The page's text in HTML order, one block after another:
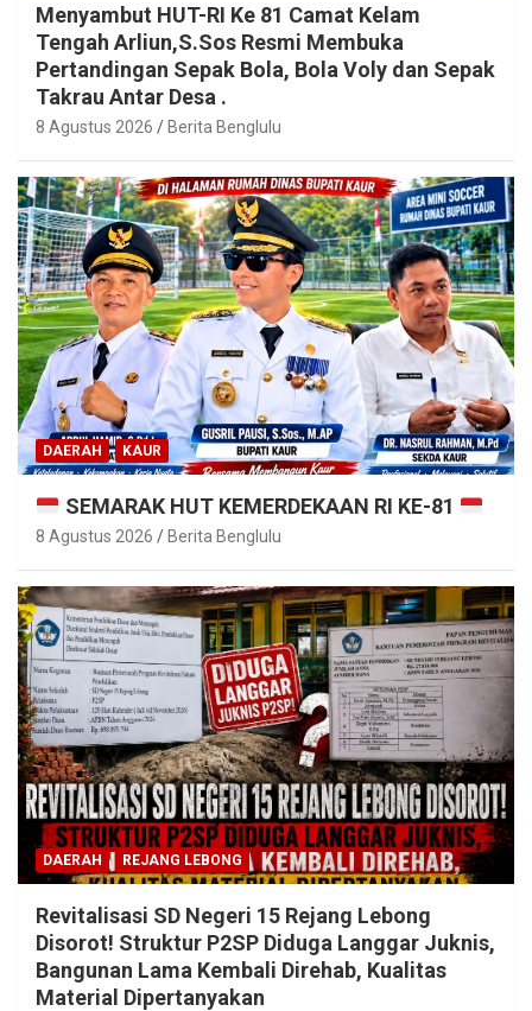
Menyambut HUT-RI Ke 81 Camat Kelam
Tengah Arliun,S.Sos Resmi Membuka
Pertandingan Sepak Bola, Bola Voly dan Sepak
Takrau Antar Desa .
8 Agustus 2026 Berita Benglulu
DAERAH KAUR
SEMARAK HUT KEMERDEKAAN RI KE-81
8 Agustus 2026 Berita Benglulu
DAERAH REJANG LEBONG
Revitalisasi SD Negeri 15 Rejang Lebong
Disorot! Struktur P2SP Diduga Langgar Juknis,
Bangunan Lama Kembali Direhab, Kualitas
Material Dipertanyakan